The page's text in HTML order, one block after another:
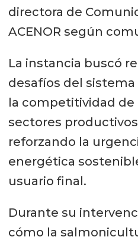
directora de
ACENOR según
La instancia buscó
desafíos del
la competitividad
sectores
reforzando la
energética
usuario final.
Durante su
cómo la